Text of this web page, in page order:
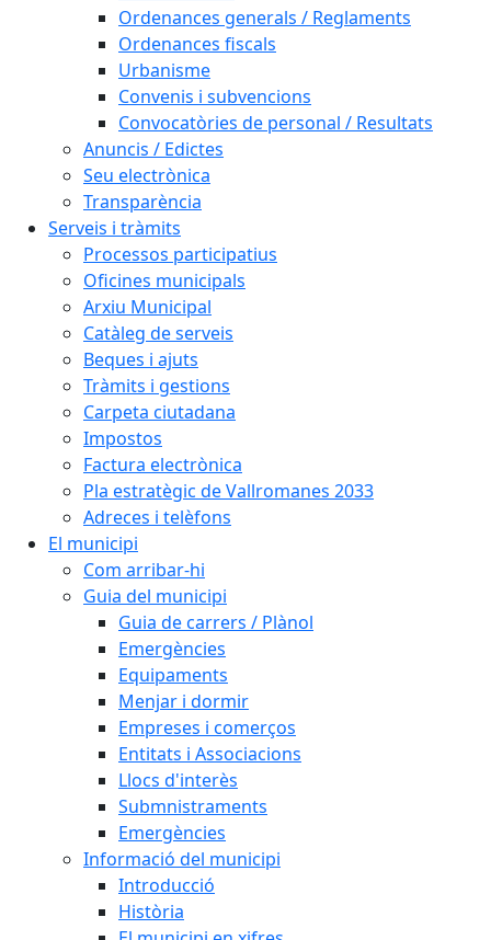
Ordenances generals / Reglaments
Ordenances fiscals
Urbanisme
Convenis i subvencions
Convocatòries de personal / Resultats
Anuncis / Edictes
Seu electrònica
Transparència
Serveis i tràmits
Processos participatius
Oficines municipals
Arxiu Municipal
Catàleg de serveis
Beques i ajuts
Tràmits i gestions
Carpeta ciutadana
Impostos
Factura electrònica
Pla estratègic de Vallromanes 2033
Adreces i telèfons
El municipi
Com arribar-hi
Guia del municipi
Guia de carrers / Plànol
Emergències
Equipaments
Menjar i dormir
Empreses i comerços
Entitats i Associacions
Llocs d'interès
Submnistraments
Emergències
Informació del municipi
Introducció
Història